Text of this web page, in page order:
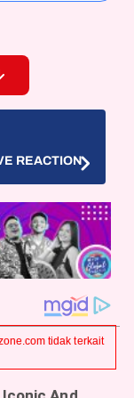
REACTION